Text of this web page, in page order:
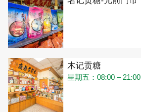
木记贡糖
星期五：08:00 – 21:00